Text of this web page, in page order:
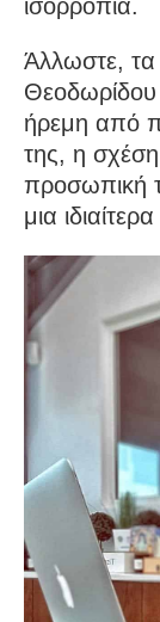
ισορροπία.
Άλλωστε, τα
Θεοδωρίδου
ήρεμη από
της, η σχέση
προσωπική
μια